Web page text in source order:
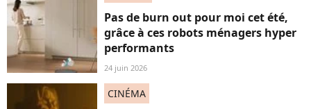
Pas de burn out pour moi cet été,
grâce à ces robots ménagers hyper
performants
24 juin 2026
CINÉMA